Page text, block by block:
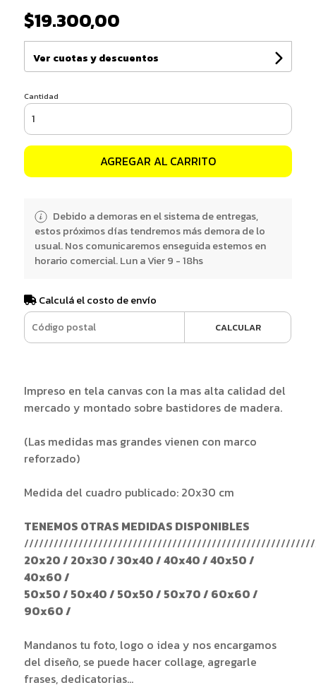
$19.300,00
Ver cuotas y descuentos
Cantidad
AGREGAR AL CARRITO
Debido a demoras en el sistema de entregas,
estos próximos días tendremos más demora de lo
usual. Nos comunicaremos enseguida estemos en
horario comercial. Lun a Vier 9 - 18hs
Calculá el costo de envío
CALCULAR
Impreso en tela canvas con la mas alta calidad del
mercado y montado sobre bastidores de madera.
(Las medidas mas grandes vienen con marco
reforzado)
Medida del cuadro publicado: 20x30 cm
TENEMOS OTRAS MEDIDAS DISPONIBLES
20x20 / 20x30 / 30x40 / 40x40 / 40x50 /
40x60 /
50x50 / 50x40 / 50x50 / 50x70 / 60x60 /
90x60 /
Mandanos tu foto, logo o idea y nos encargamos
del diseño, se puede hacer collage, agregarle
frases, dedicatorias...